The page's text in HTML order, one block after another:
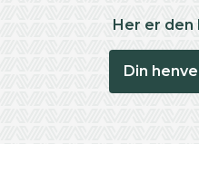
Her er den
Din